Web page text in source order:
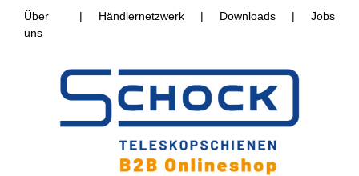
Über
uns
| Händlernetzwerk | Downloads | Jobs